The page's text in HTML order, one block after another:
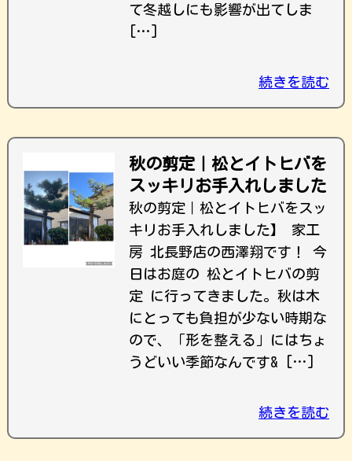
て冬越しにも影響が出てしま
[…]
続きを読む
秋の剪定｜松とイトヒバを
スッキリお手入れしました
秋の剪定｜松とイトヒバをスッ
キリお手入れしました】 家工
房 北長野店の西澤翔です！ 今
日はお庭の 松とイトヒバの剪
定 に行ってきました。秋は木
にとっても負担が少ない時期な
ので、「形を整える」にはちょ
うどいい季節なんです& […]
続きを読む